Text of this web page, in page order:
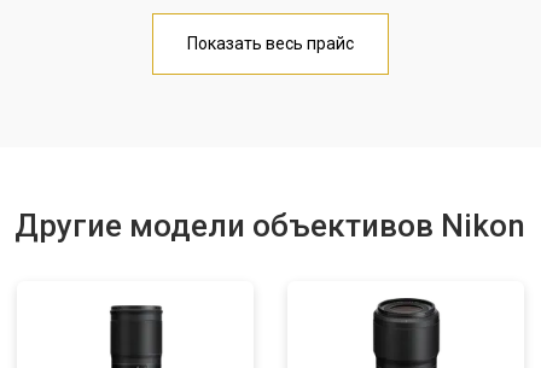
Показать весь прайс
Другие модели объективов Nikon